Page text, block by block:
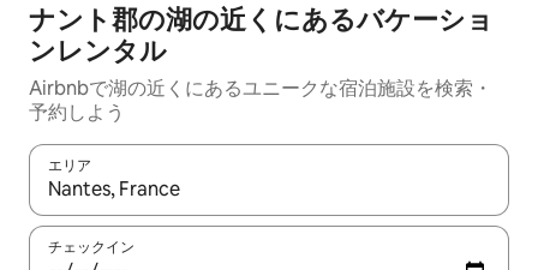
ナント郡の湖の近くにあるバケーショ
ンレンタル
Airbnbで湖の近くにあるユニークな宿泊施設を検索・
予約しよう
エリア
検索結果が表示されたら、上下の矢印キーを使って移動するか
チェックイン